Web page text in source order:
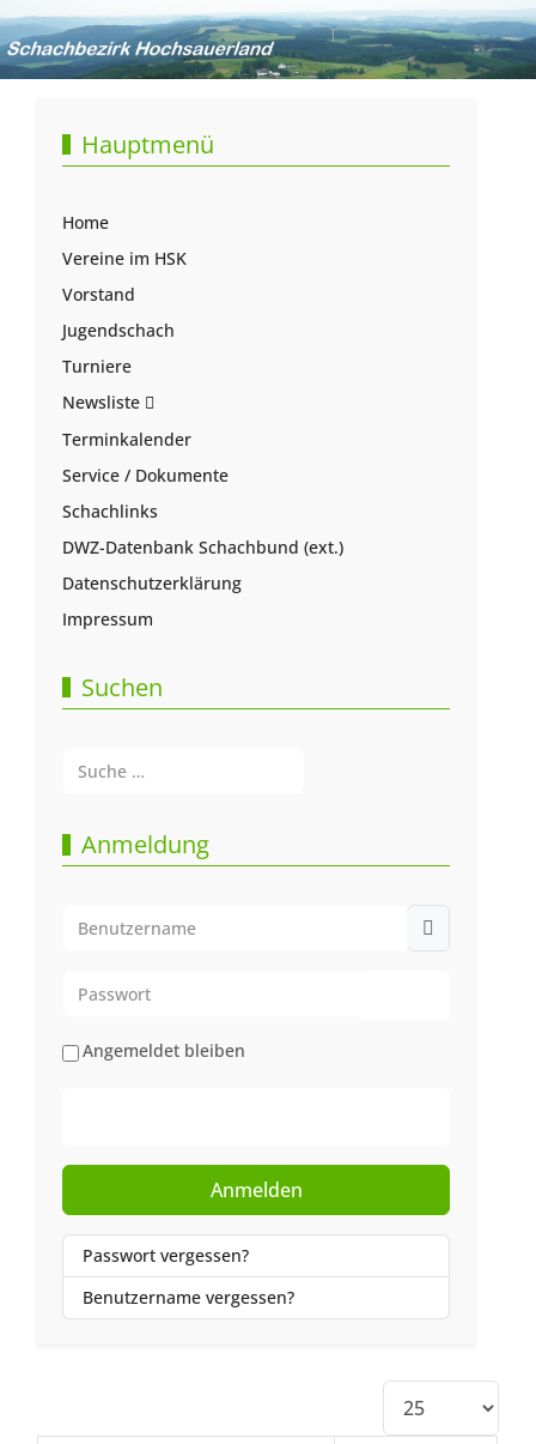
Hauptmenü
Home
Vereine im HSK
Vorstand
Jugendschach
Turniere
Newsliste
Terminkalender
Service / Dokumente
Schachlinks
DWZ-Datenbank Schachbund (ext.)
Datenschutzerklärung
Impressum
Suchen
Anmeldung
Angemeldet bleiben
Anmelden
Passwort vergessen?
Benutzername vergessen?
Anzeige #